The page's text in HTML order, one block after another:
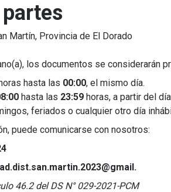
Martín, Provincia de El Dorado
los documentos se considerarán
hasta las 00:00, el mismo día.
hasta las 23:59 horas, a partir del
feriados o cualquier otro día
puede comunicarse con nosotros:
46.2 del DS N° 029-2021-PCM